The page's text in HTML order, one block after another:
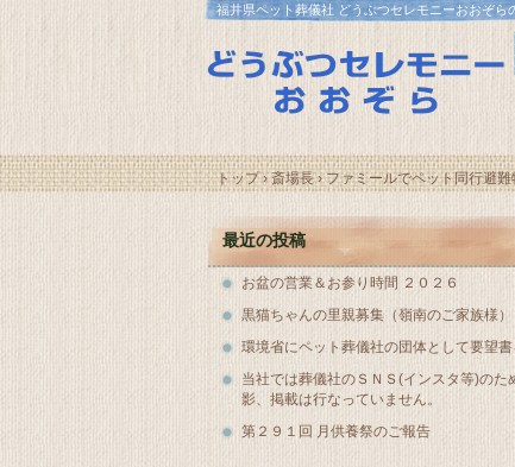
福井県ペット葬儀社 どうぶつセレモニーおおぞら
トップ›斎場長›ファミールでペット同行避難
最近の投稿
お盆の営業＆お参り時間 ２０２６
黒猫ちゃんの里親募集（嶺南のご家族様）
環境省にペット葬儀社の団体として要望書
当社では葬儀社のＳＮＳ(インスタ等)のた
影、掲載は行なっていません。
第２９１回 月供養祭のご報告